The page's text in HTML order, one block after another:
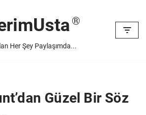
Her Şey Paylaşımda...
Güzel Bir Söz